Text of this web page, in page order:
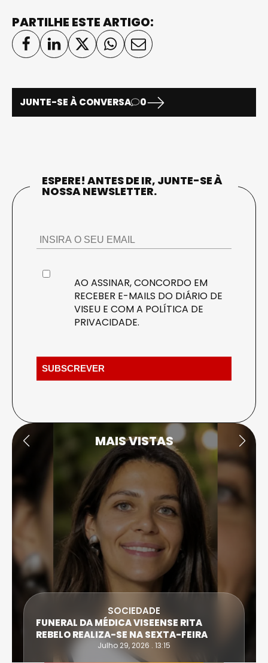
PARTILHE ESTE ARTIGO:
JUNTE-SE À CONVERSA 0
ESPERE! ANTES DE IR, JUNTE-SE À
NOSSA NEWSLETTER.
AO ASSINAR, CONCORDO EM
RECEBER E-MAILS DO DIÁRIO DE
VISEU E COM A POLÍTICA DE
PRIVACIDADE.
MAIS VISTAS
SOCIEDADE
FUNERAL DA MÉDICA VISEENSE RITA
REBELO REALIZA-SE NA SEXTA-FEIRA
Julho 29, 2026 . 13:15